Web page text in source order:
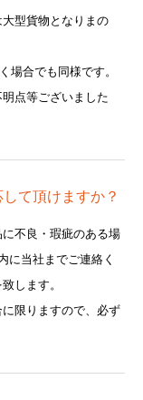
型貨物となりまの
場合でも同様です。
点等ございました
て頂けますか？
不良・瑕疵のある場
に当社までご連絡く
します。
限りますので、必ず